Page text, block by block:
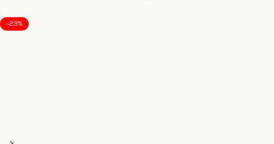
-23%